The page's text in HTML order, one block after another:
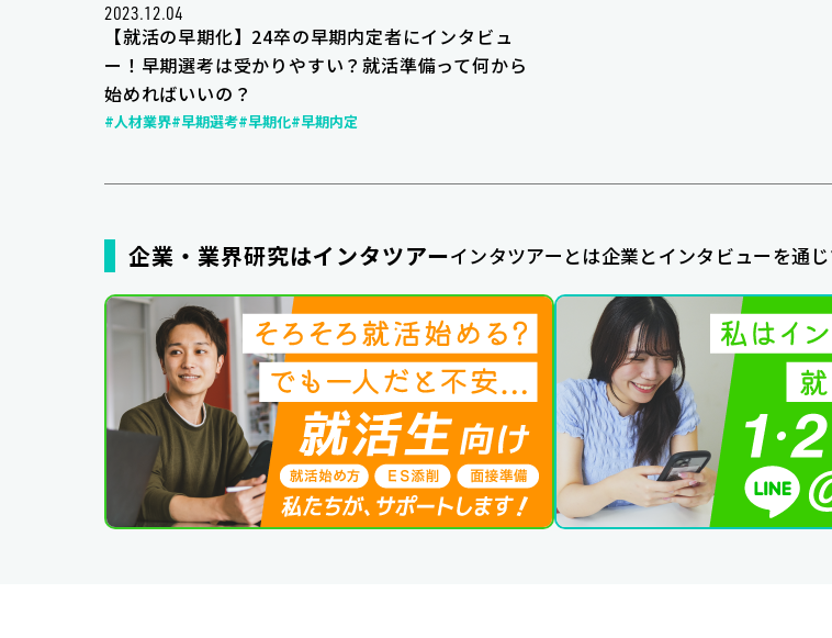
2023.12.04
【就活の早期化】24卒の早期内定者にインタビュ
ー！早期選考は受かりやすい？就活準備って何から
始めればいいの？
#人材業界#早期選考#早期化#早期内定
企業・業界研究はインタツアーインタツアーとは企業とインタビューを通